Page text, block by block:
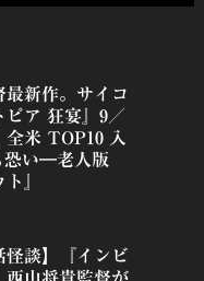
最新作。サイコ
ピア 狂宴』9／
全米 TOP10 入
恐い―老人版
』
怪談】『インビ